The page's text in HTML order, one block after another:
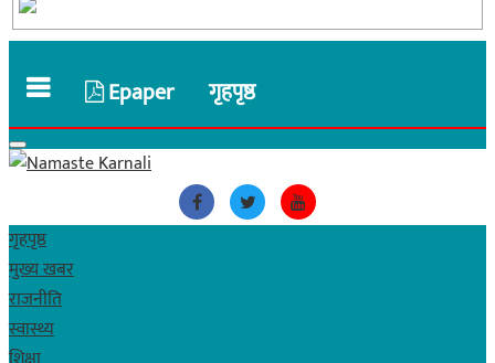
Epaper गृहपृष्ठ
गृहपृष्ठ
मुख्य खबर
राजनीति
स्वास्थ्य